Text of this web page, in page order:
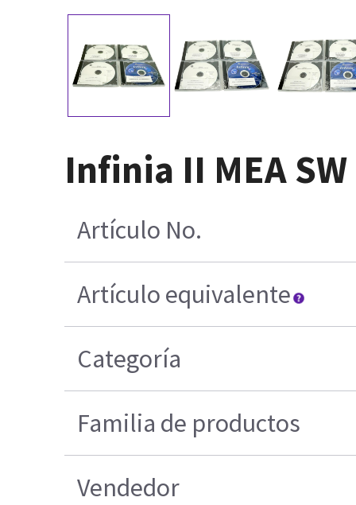
Infinia II MEA
Artículo No.
Artículo equivalente
Categoría
Familia de productos
Vendedor